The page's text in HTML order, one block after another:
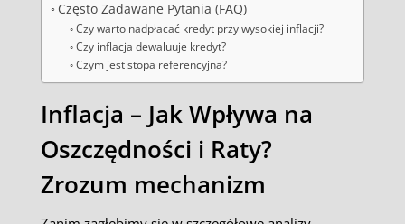
Często Zadawane Pytania (FAQ)
Czy warto nadpłacać kredyt przy wysokiej inflacji?
Czy inflacja dewaluuje kredyt?
Czym jest stopa referencyjna?
Inflacja – Jak Wpływa na
Oszczędności i Raty?
Zrozum mechanizm